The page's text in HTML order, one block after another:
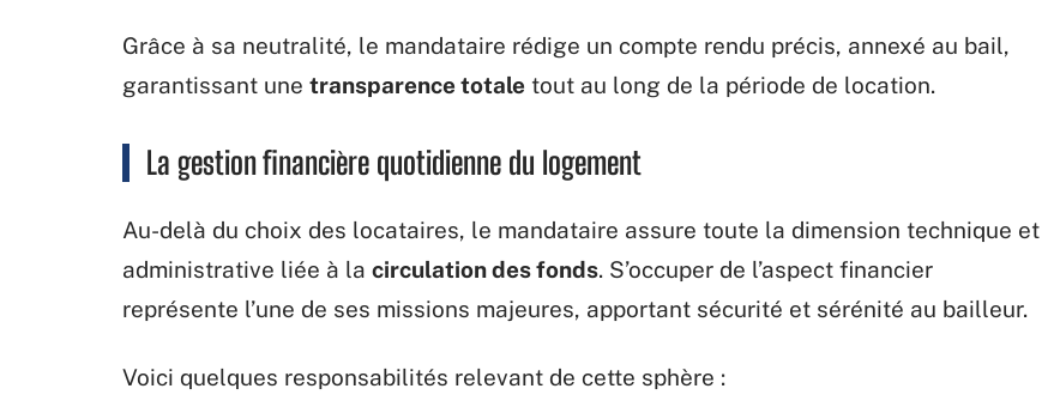
Grâce à sa neutralité, le mandataire rédige un compte rendu précis, annexé au bail,
garantissant une transparence totale tout au long de la période de location.
La gestion financière quotidienne du logement
Au-delà du choix des locataires, le mandataire assure toute la dimension technique et
administrative liée à la circulation des fonds. S’occuper de l’aspect financier
représente l’une de ses missions majeures, apportant sécurité et sérénité au bailleur.
Voici quelques responsabilités relevant de cette sphère :